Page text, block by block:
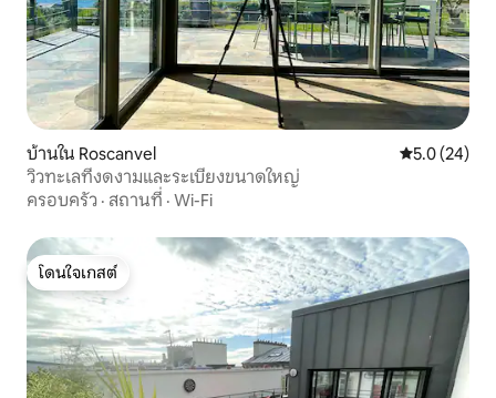
บ้านใน Roscanvel คะแนนเฉลี่ย
5.0 (24)
วิวทะเลที่งดงามและระเบียงขนาดใหญ่
ครอบครัว · สถานที่ · Wi-Fi
โดนใจเกสต์
โดนใจเกสต์